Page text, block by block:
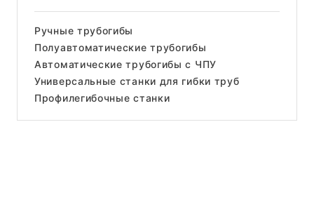
Ручные трубогибы
Полуавтоматические трубогибы
Автоматические трубогибы с ЧПУ
Универсальные станки для гибки труб
Профилегибочные станки